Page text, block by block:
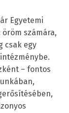
Egyetemi
számára,
csak egy
– fontos